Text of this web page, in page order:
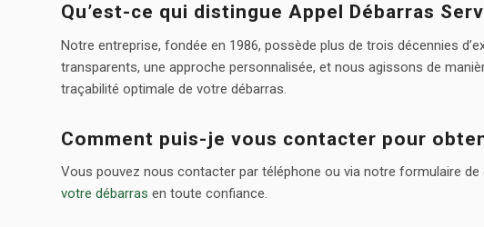
Qu’est-ce qui distingue Appel Débarras
Notre entreprise, fondée en 1986, possède plus de trois décennies
transparents, une approche personnalisée, et nous agissons de
traçabilité optimale de votre débarras.
Comment puis-je vous contacter pour
Vous pouvez nous contacter par téléphone ou via notre formulaire
votre débarras en toute confiance.